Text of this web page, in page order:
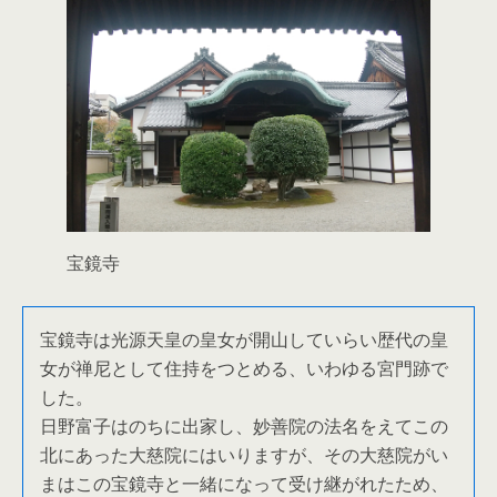
宝鏡寺
宝鏡寺は光源天皇の皇女が開山していらい歴代の皇
女が禅尼として住持をつとめる、いわゆる宮門跡で
した。
日野富子はのちに出家し、妙善院の法名をえてこの
北にあった大慈院にはいりますが、その大慈院がい
まはこの宝鏡寺と一緒になって受け継がれたため、